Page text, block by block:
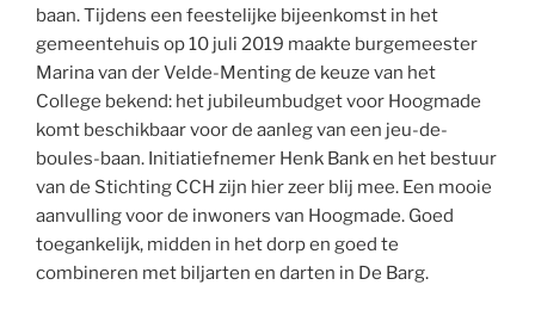
baan. Tijdens een feestelijke bijeenkomst in het
gemeentehuis op 10 juli 2019 maakte burgemeester
Marina van der Velde-Menting de keuze van het
College bekend: het jubileumbudget voor Hoogmade
komt beschikbaar voor de aanleg van een jeu-de-
boules-baan. Initiatiefnemer Henk Bank en het bestuur
van de Stichting CCH zijn hier zeer blij mee. Een mooie
aanvulling voor de inwoners van Hoogmade. Goed
toegankelijk, midden in het dorp en goed te
combineren met biljarten en darten in De Barg.